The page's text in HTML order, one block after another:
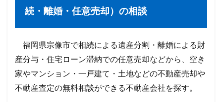
続・離婚・任意売却）の相談
福岡県宗像市で相続による遺産分割・離婚による財
産分与・住宅ローン滞納での任意売却などから、空き
家やマンション・一戸建て・土地などの不動産売却や
不動産査定の無料相談ができる不動産会社を探す。